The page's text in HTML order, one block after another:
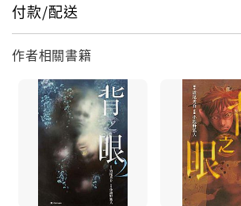
付款/配送
作者相關書籍